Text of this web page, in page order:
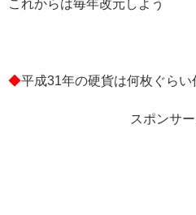
これからは毎年改元しよう
◆平成31年の硬貨は何枚ぐらい
スポンサ